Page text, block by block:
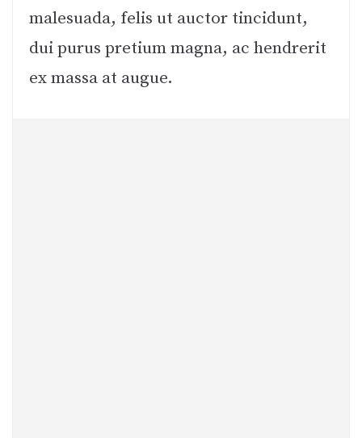
malesuada, felis ut auctor tincidunt,
dui purus pretium magna, ac hendrerit
ex massa at augue.